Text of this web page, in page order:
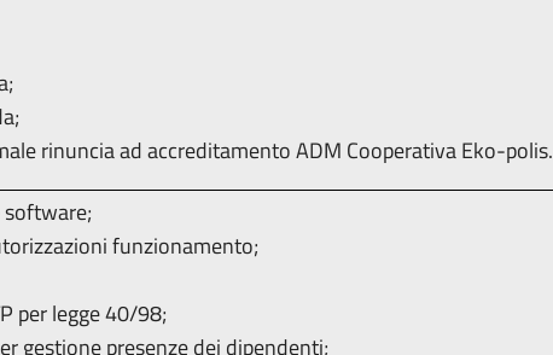
rinuncia ad accreditamento ADM Cooperativa Eko-polis.
funzionamento;
per legge 40/98;
gestione presenze dei dipendenti;